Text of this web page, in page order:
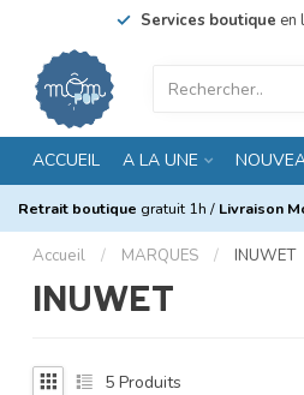
Services boutique en
ACCUEIL A LA UNE
Retrait boutique gratuit 1h / Livraison
Accueil / MARQUES / INUWET
INUWET
5 Produits